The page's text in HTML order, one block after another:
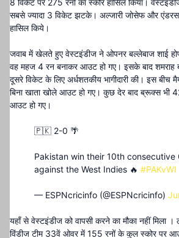
8 विकेट पर 275 रनों का स्कोर हासिल किया।
सबसे ज्यादा 3 विकेट झटके। अल्जारी जोसेफ और
हासिल किये।
जवाब में खेलते हुए वेस्टइंडीज ने ओपनर बल्लेबाज शाई होप
वह महज 4 रन बनाकर आउट हो गए। इसके बाद
दूसरे विकेट के लिए अर्धशतकीय भागीदारी की। इस बीच
बिना खाता खोले आउट हो गए। कुछ देर बाद ब्रूक्स भी
आउट हो गए।
🇵🇰 2-0 🌴
Pakistan win their 10th consecutive
against the West Indies 🔥 #PAKvWI
— ESPNcricinfo (@ESPNcricinfo)
यहाँ से वेस्टइंडीज को वापसी करने का मौका नहीं मिला ।
विंडीज टीम 33वें ओवर में 155 रनों के कुल स्कोर पर